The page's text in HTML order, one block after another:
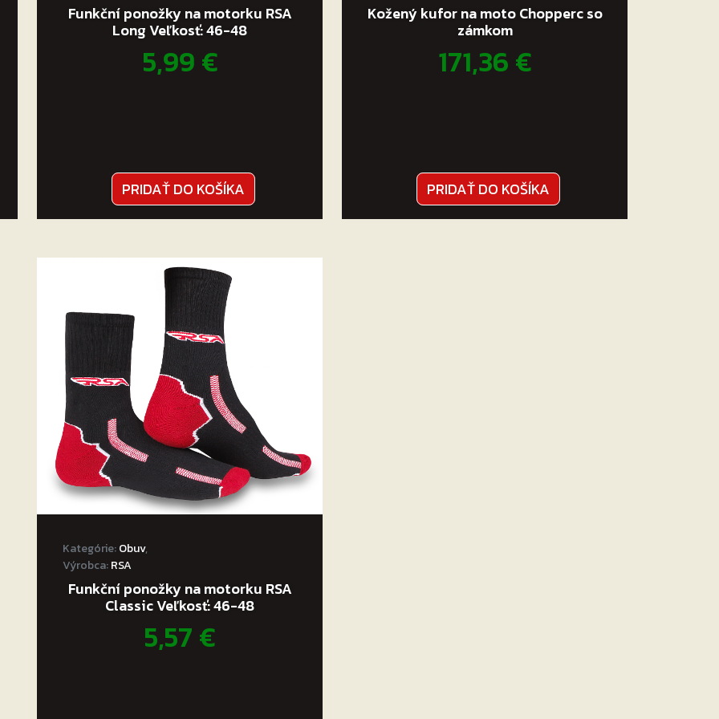
Funkční ponožky na motorku RSA
Long Veľkosť: 46-48
5,99€
PRIDAŤ DO KOŠÍKA
Kožený kufor na moto Chopperc so
zámkom
171,36€
PRIDAŤ DO KOŠÍKA
Kategórie:Obuv,
Výrobca:RSA
Funkční ponožky na motorku RSA
Classic Veľkosť: 46-48
5,57€